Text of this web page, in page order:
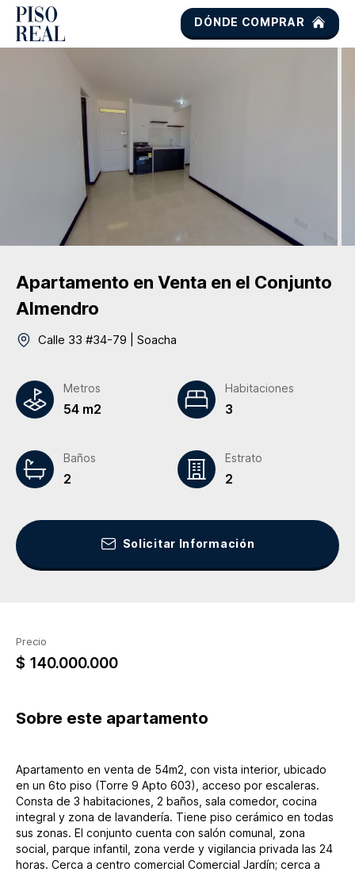
DÓNDE COMPRAR
Apartamento en Venta en el Conjunto
Almendro
Calle 33 #34-79 Soacha
Metros
54 m2
Habitaciones
3
Baños
2
Estrato
2
Solicitar Información
Precio
$ 140.000.000
Sobre este apartamento
Apartamento en venta de 54m2, con vista interior, ubicado
en un 6to piso (Torre 9 Apto 603), acceso por escaleras.
Consta de 3 habitaciones, 2 baños, sala comedor, cocina
integral y zona de lavandería. Tiene piso cerámico en todas
sus zonas. El conjunto cuenta con salón comunal, zona
social, parque infantil, zona verde y vigilancia privada las 24
horas. Cerca a centro comercial Comercial Jardín; cerca a